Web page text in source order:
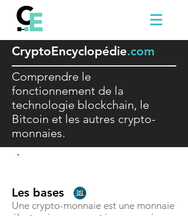
CryptoEncyclopédie.com
Comprendre le
fonctionnement de la
technologie blockchain, le
Bitcoin et les autres crypto-
monnaies.
Les bases
Une crypto-monnaie est une monnaie